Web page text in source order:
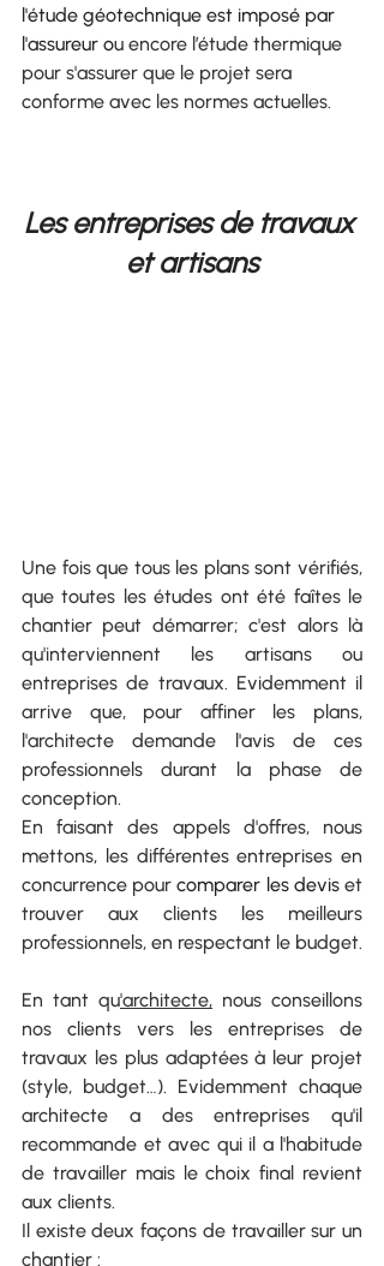
l'étude géotechnique est imposé par
l'assureur ou encore l’étude thermique
pour s'assurer que le projet sera
conforme avec les normes actuelles.
Les entreprises de travaux
et artisans
Une fois que tous les plans sont vérifiés,
que toutes les études ont été faîtes le
chantier peut démarrer; c'est alors là
qu'interviennent les artisans ou
entreprises de travaux. Evidemment il
arrive que, pour affiner les plans,
l'architecte demande l'avis de ces
professionnels durant la phase de
conception.
En faisant des appels d'offres, nous
mettons, les différentes entreprises en
concurrence pour comparer les devis et
trouver aux clients les meilleurs
professionnels, en respectant le budget.
En tant qu'architecte, nous conseillons
nos clients vers les entreprises de
travaux les plus adaptées à leur projet
(style, budget…). Evidemment chaque
architecte a des entreprises qu'il
recommande et avec qui il a l'habitude
de travailler mais le choix final revient
aux clients.
Il existe deux façons de travailler sur un
chantier :